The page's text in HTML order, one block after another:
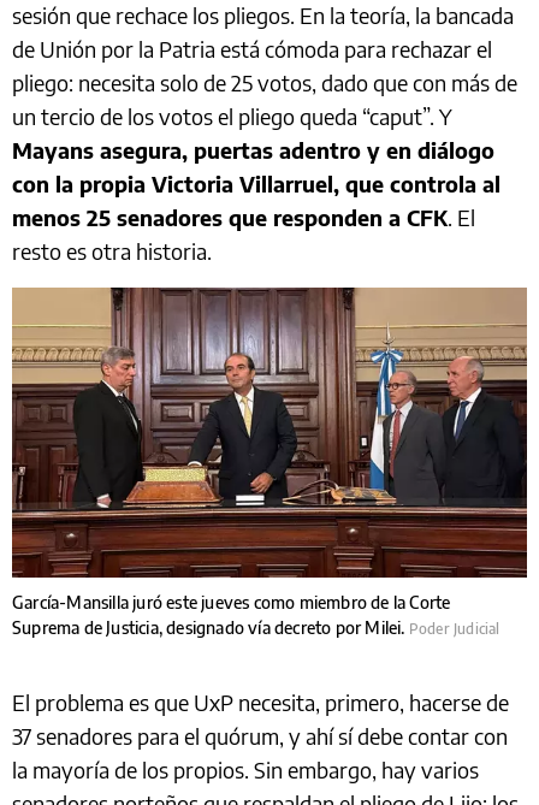
sesión que rechace los pliegos. En la teoría, la bancada
de Unión por la Patria está cómoda para rechazar el
pliego: necesita solo de 25 votos, dado que con más de
un tercio de los votos el pliego queda “caput”. Y
Mayans asegura, puertas adentro y en diálogo
con la propia Victoria Villarruel, que controla al
menos 25 senadores que responden a CFK. El
resto es otra historia.
García-Mansilla juró este jueves como miembro de la Corte
Suprema de Justicia, designado vía decreto por Milei. Poder Judicial
El problema es que UxP necesita, primero, hacerse de
37 senadores para el quórum, y ahí sí debe contar con
la mayoría de los propios. Sin embargo, hay varios